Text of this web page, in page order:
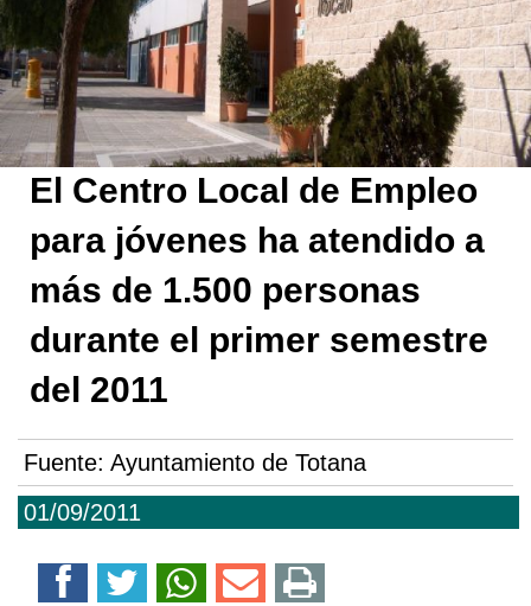
01/09/2011
El Centro Local de Empleo
para jóvenes ha atendido a
más de 1.500 personas
durante el primer semestre
del 2011
Fuente: Ayuntamiento de Totana